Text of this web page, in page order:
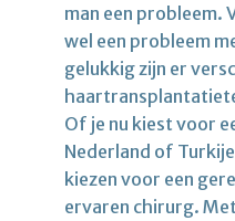
man een probleem.
wel een probleem
gelukkig zijn er
Of je nu kiest voor
Nederland of
kiezen voor een
ervaren chirurg.